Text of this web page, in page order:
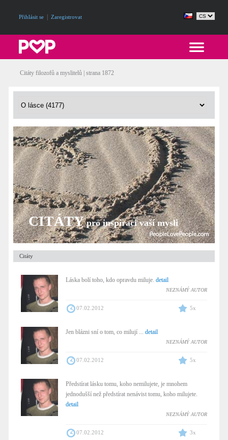
Přihlásit se Zaregistrovat
Citáty filozofů a myslitelů | strana 1872
CITÁTYpro inspiraci vaší mysli
Citáty
Láska bolí toho, kdo opravdu miluje. detail
NEZNÁMÝ AUTOR
07.02.2012 5x
Jen blázni sní o tom, co milují ... detail
NEZNÁMÝ AUTOR
07.02.2012 5x
Předstírat lásku tomu, koho nemilujete, je mnohem
jednodušší než předstírat nenávist tomu, koho milujete.
detail
NEZNÁMÝ AUTOR
07.02.2012 3x